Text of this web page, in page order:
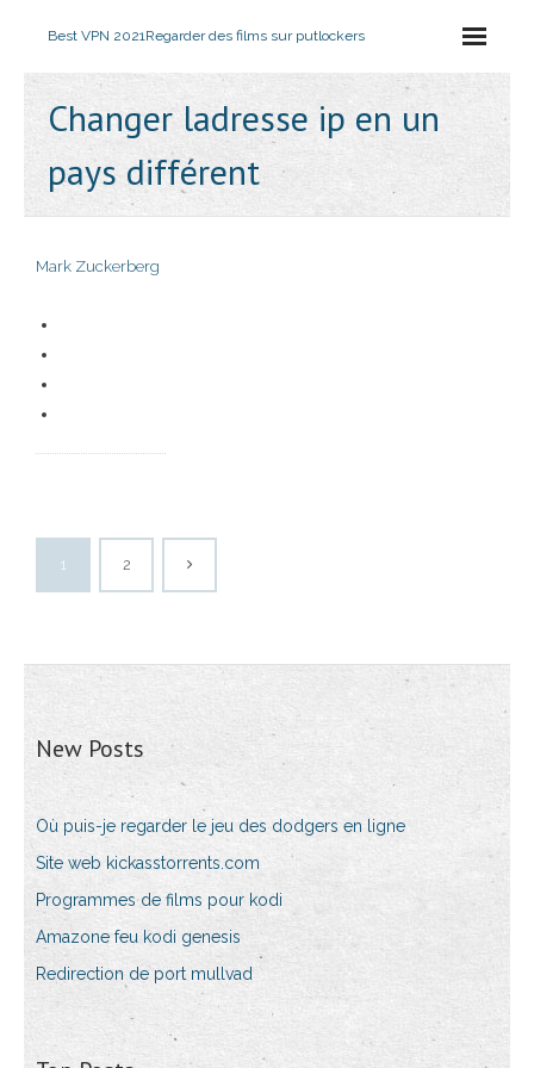
Best VPN 2021Regarder des films sur putlockers
Changer ladresse ip en un
pays différent
Mark Zuckerberg
1 2
New Posts
Où puis-je regarder le jeu des dodgers en ligne
Site web kickasstorrents.com
Programmes de films pour kodi
Amazone feu kodi genesis
Redirection de port mullvad